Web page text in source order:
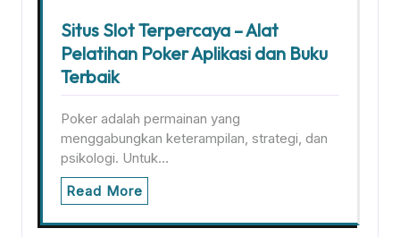
Situs Slot Terpercaya – Alat
Pelatihan Poker Aplikasi dan Buku
Terbaik
Poker adalah permainan yang
menggabungkan keterampilan, strategi, dan
psikologi. Untuk…
Read More